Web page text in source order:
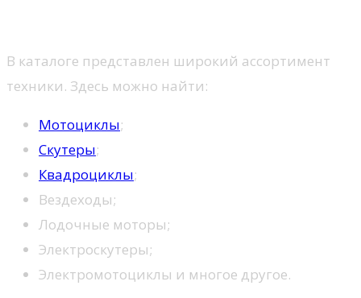
В каталоге представлен широкий ассортимент
техники. Здесь можно найти:
Мотоциклы;
Скутеры;
Квадроциклы;
Вездеходы;
Лодочные моторы;
Электроскутеры;
Электромотоциклы и многое другое.